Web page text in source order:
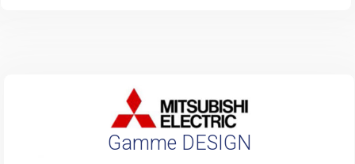
Gamme DESIGN